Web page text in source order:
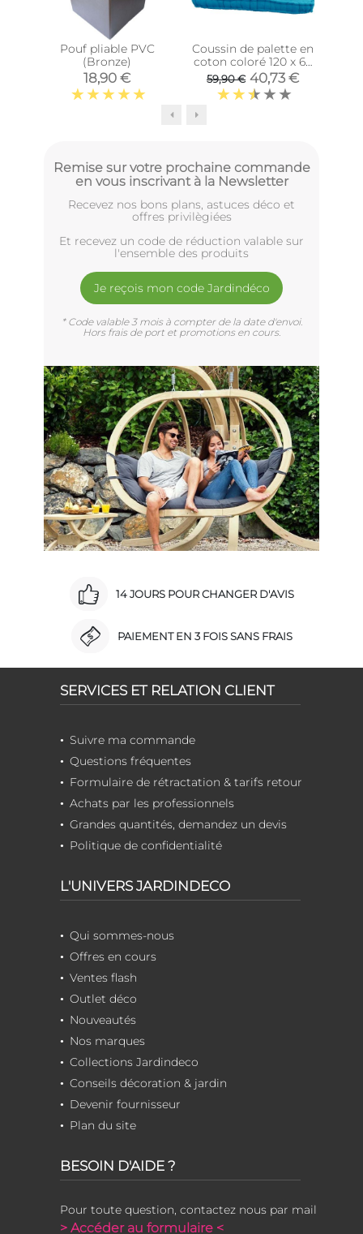
Pouf pliable PVC
(Bronze)
18,90 €
Coussin de palette en
coton coloré 120 x 60
cm (Turquoise)
59,90 € 40,73 €
Remise sur votre prochaine commande
en vous inscrivant à la Newsletter
Recevez nos bons plans, astuces déco et
offres privilègiées
Et recevez un code de réduction valable sur
l'ensemble des produits
Je reçois mon code Jardindéco
* Code valable 3 mois à compter de la date d'envoi.
Hors frais de port et promotions en cours.
14 JOURS POUR CHANGER D'AVIS
PAIEMENT EN 3 FOIS SANS FRAIS
SERVICES ET RELATION CLIENT
Suivre ma commande
Questions fréquentes
Formulaire de rétractation & tarifs retour
Achats par les professionnels
Grandes quantités, demandez un devis
Politique de confidentialité
L'UNIVERS JARDINDECO
Qui sommes-nous
Offres en cours
Ventes flash
Outlet déco
Nouveautés
Nos marques
Collections Jardindeco
Conseils décoration & jardin
Devenir fournisseur
Plan du site
BESOIN D'AIDE ?
Pour toute question, contactez nous par mail
> Accéder au formulaire <